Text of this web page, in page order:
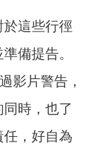
這些行徑
備提告。
影片警告，
同時，也了
，好自為